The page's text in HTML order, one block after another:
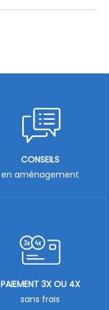
CONSEILS
en aménagement
PAIEMENT 3X OU 4X
sans frais